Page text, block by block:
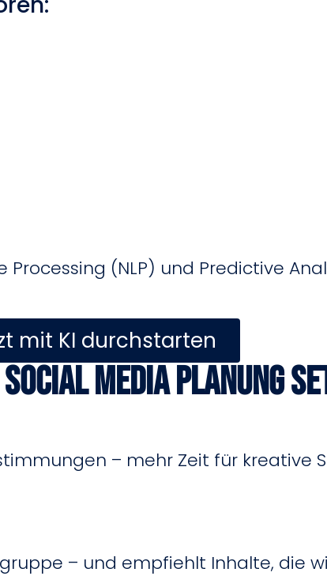
(NLP) und Predictive
mit KI durchstarten
Media Planung
– mehr Zeit für kreative
– und empfiehlt Inhalte, die